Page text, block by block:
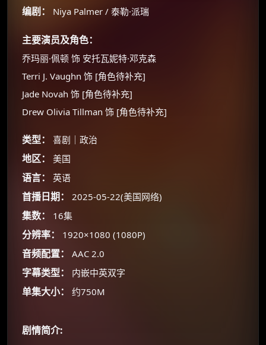
编剧： Niya Palmer / 泰勒·派瑞
主要演员及角色：
乔玛丽·佩顿 饰 安托瓦妮特·邓克森
Terri J. Vaughn 饰 [角色待补充]
Jade Novah 饰 [角色待补充]
Drew Olivia Tillman 饰 [角色待补充]
类型： 喜剧｜政治
地区： 美国
语言： 英语
首播日期： 2025-05-22(美国网络)
集数： 16集
分辨率： 1920×1080 (1080P)
音频配置： AAC 2.0
字幕类型： 内嵌中英双字
单集大小： 约750M
剧情简介:
🧧 福利领取站
☕
你需要的各种会员，都可低价购买！
如夸克12个月送14天 最低75元！